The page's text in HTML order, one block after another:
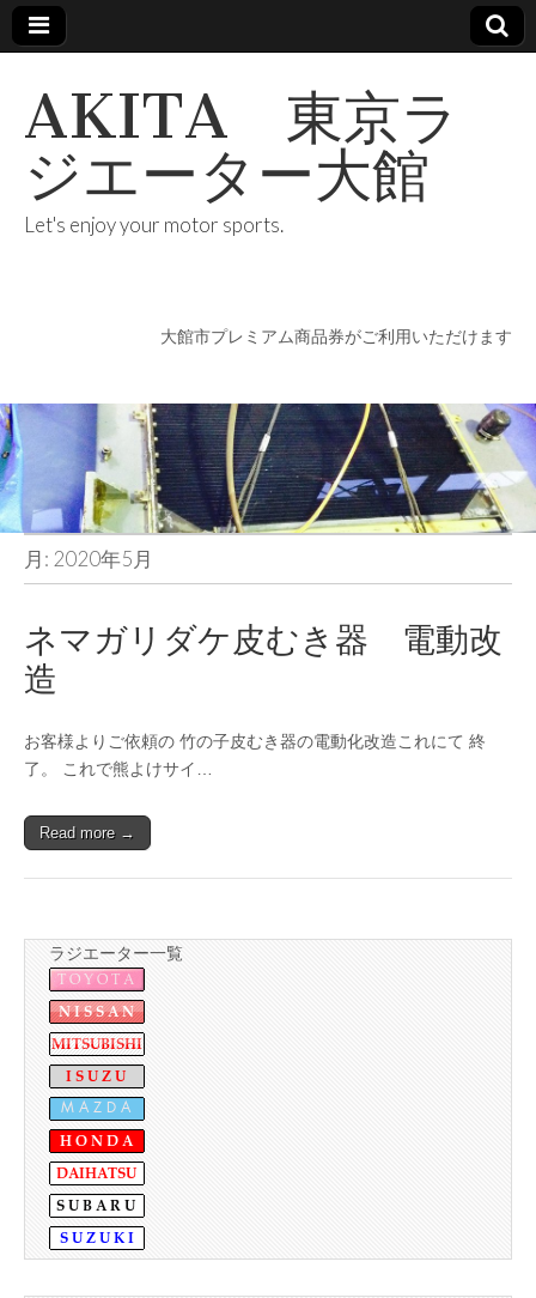
AKITA 東京ラ
ジエーター大館
Let's enjoy your motor sports.
大館市プレミアム商品券がご利用いただけます
月: 2020年5月
ネマガリダケ皮むき器 電動改
造
お客様よりご依頼の 竹の子皮むき器の電動化改造これにて 終
了。 これで熊よけサイ…
Read more →
ラジエーター一覧